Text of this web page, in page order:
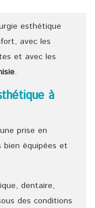
esthétique
avec les
et avec les
.
à
prise en
bien équipées et
dentaire,
des conditions